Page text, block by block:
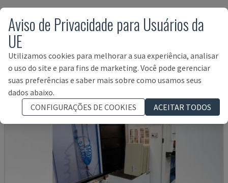
Produtos relativos aBIESSE Rover A
Edge 1643
Aviso de Privacidade para Usuários da
UE
Utilizamos cookies para melhorar a sua experiência, analisar
o uso do site e para fins de marketing. Você pode gerenciar
suas preferências e saber mais sobre como usamos seus
dados abaixo.
CONFIGURAÇÕES DE COOKIES
ACEITAR TODOS